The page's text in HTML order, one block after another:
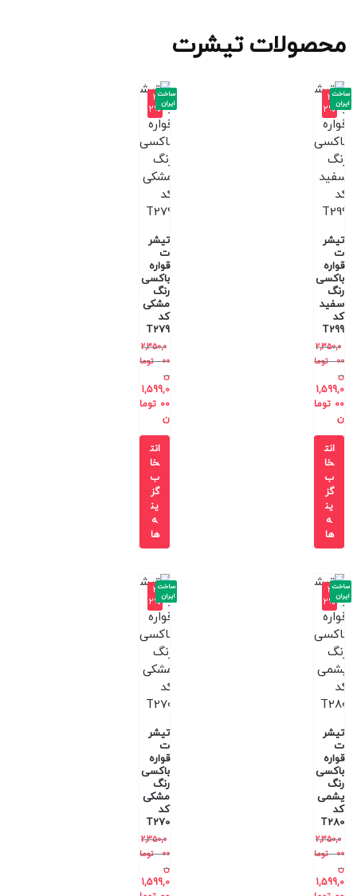
محصولات تیشرت
-3
2%
تیشر
ت
قواره
باکسی
رنگ
سفید
کد
T299
2,350,0
00
توما
ن
1,599,0
00 توما
ن
ساخت
ایران
انت
خا
ب
گز
ین
ه
ها
-3
2%
تیشر
ت
قواره
باکسی
رنگ
مشکی
کد
T279
2,350,0
00
توما
ن
1,599,0
00 توما
ن
ساخت
ایران
انت
خا
ب
گز
ین
ه
ها
-3
2%
تیشر
ت
قواره
باکسی
رنگ
یشمی
کد
T280
2,350,0
00
توما
ن
1,599,0
ساخت
ایران
-3
2%
تیشر
ت
قواره
باکسی
رنگ
مشکی
کد
T270
2,350,0
00
توما
ن
1,599,0
ساخت
ایران